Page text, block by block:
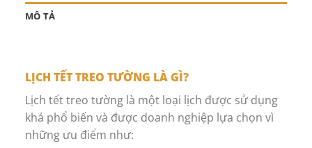
MÔ TẢ
LỊCH TẾT TREO TƯỜNG LÀ GÌ?
Lịch tết treo tường là một loại lịch được sử dụng
khá phổ biến và được doanh nghiệp lựa chọn vì
những ưu điểm như: